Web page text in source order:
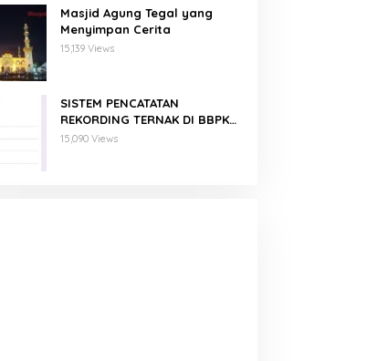
Masjid Agung Tegal yang
Menyimpan Cerita
15,139 Views
SISTEM PENCATATAN
REKORDING TERNAK DI BBPKH
MENGGUNAKAN GOOGLE FORM
15,090 Views